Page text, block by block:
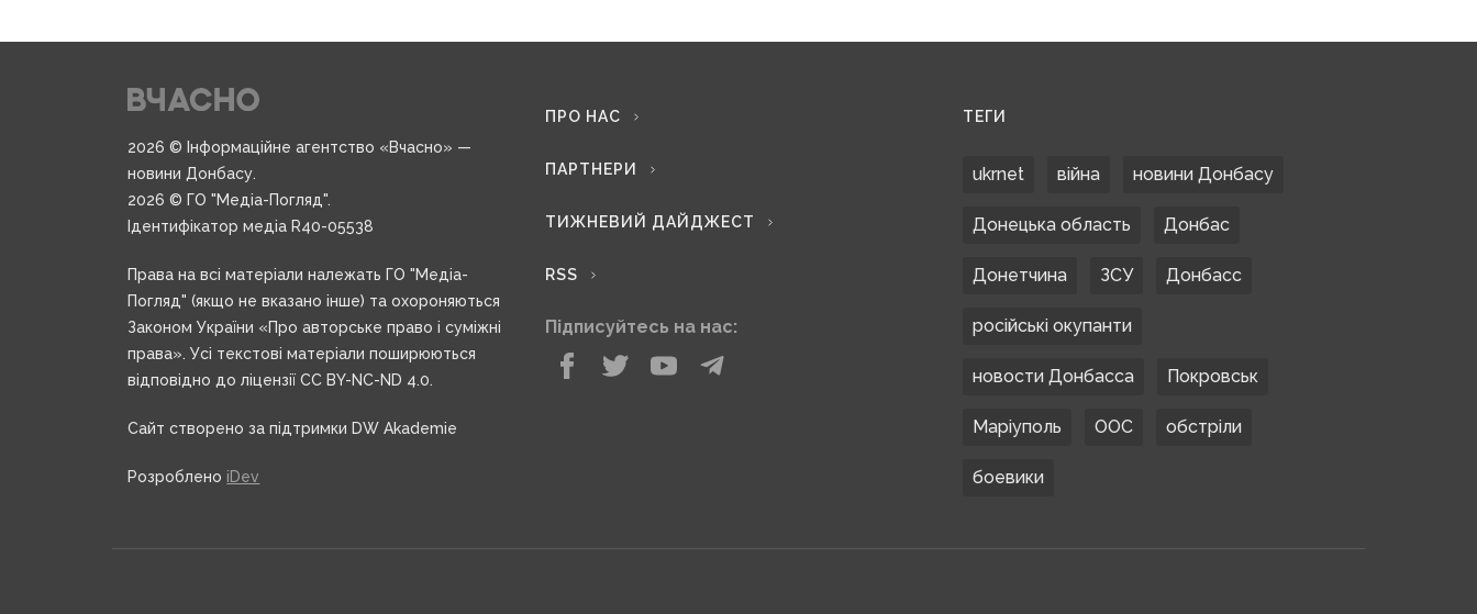
2026 © Інформаційне агентство «Вчасно» —
новини Донбасу.
2026 © ГО "Медіа-Погляд".
Ідентифікатор медіа R40-05538
Права на всі матеріали належать ГО "Медіа-
Погляд" (якщо не вказано інше) та охороняються
Законом України «Про авторське право і суміжні
права». Усі текстові матеріали поширюються
відповідно до ліцензії CC BY-NC-ND 4.0.
Сайт створено за підтримки DW Akademie
Розроблено iDev
ПРО НАС
ПАРТНЕРИ
ТИЖНЕВИЙ ДАЙДЖЕСТ
RSS
Підписуйтесь на нас:
ТЕГИ
ukrnet війна новини Донбасу
Донецька область Донбас
Донетчина ЗСУ Донбасс
російські окупанти
новости Донбасса Покровськ
Маріуполь ООС обстріли
боевики